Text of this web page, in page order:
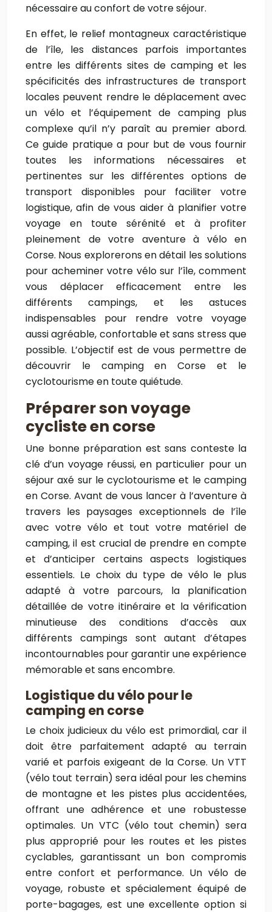
nécessaire au confort de votre séjour.
En effet, le relief montagneux caractéristique
de l’île, les distances parfois importantes
entre les différents sites de camping et les
spécificités des infrastructures de transport
locales peuvent rendre le déplacement avec
un vélo et l’équipement de camping plus
complexe qu’il n’y paraît au premier abord.
Ce guide pratique a pour but de vous fournir
toutes les informations nécessaires et
pertinentes sur les différentes options de
transport disponibles pour faciliter votre
logistique, afin de vous aider à planifier votre
voyage en toute sérénité et à profiter
pleinement de votre aventure à vélo en
Corse. Nous explorerons en détail les solutions
pour acheminer votre vélo sur l’île, comment
vous déplacer efficacement entre les
différents campings, et les astuces
indispensables pour rendre votre voyage
aussi agréable, confortable et sans stress que
possible. L’objectif est de vous permettre de
découvrir le camping en Corse et le
cyclotourisme en toute quiétude.
Préparer son voyage
cycliste en corse
Une bonne préparation est sans conteste la
clé d’un voyage réussi, en particulier pour un
séjour axé sur le cyclotourisme et le camping
en Corse. Avant de vous lancer à l’aventure à
travers les paysages exceptionnels de l’île
avec votre vélo et tout votre matériel de
camping, il est crucial de prendre en compte
et d’anticiper certains aspects logistiques
essentiels. Le choix du type de vélo le plus
adapté à votre parcours, la planification
détaillée de votre itinéraire et la vérification
minutieuse des conditions d’accès aux
différents campings sont autant d’étapes
incontournables pour garantir une expérience
mémorable et sans encombre.
Logistique du vélo pour le
camping en corse
Le choix judicieux du vélo est primordial, car il
doit être parfaitement adapté au terrain
varié et parfois exigeant de la Corse. Un VTT
(vélo tout terrain) sera idéal pour les chemins
de montagne et les pistes plus accidentées,
offrant une adhérence et une robustesse
optimales. Un VTC (vélo tout chemin) sera
plus approprié pour les routes et les pistes
cyclables, garantissant un bon compromis
entre confort et performance. Un vélo de
voyage, robuste et spécialement équipé de
porte-bagages, est une excellente option si